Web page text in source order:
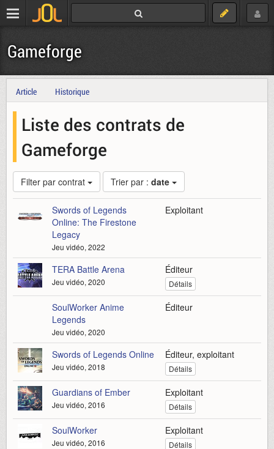
Gameforge
Article Historique
Liste des contrats de
Gameforge
Filter par contrat Trier par : date
Swords of Legends
Online: The Firestone
Legacy
Jeu vidéo, 2022
Exploitant
TERA Battle Arena
Jeu vidéo, 2020
Éditeur
Détails
SoulWorker Anime
Legends
Jeu vidéo, 2020
Éditeur
Swords of Legends Online
Jeu vidéo, 2018
Éditeur, exploitant
Détails
Guardians of Ember
Jeu vidéo, 2016
Exploitant
Détails
SoulWorker
Jeu vidéo, 2016
Exploitant
Détails